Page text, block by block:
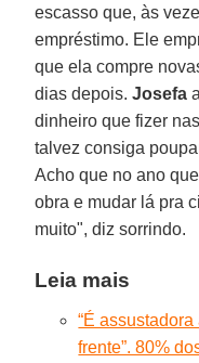
escasso que, às
empréstimo. Ele
que ela compre
dias depois.Josefa
dinheiro que fizer
talvez consiga
Acho que no ano
obra e mudar lá pra
muito", diz sorrindo.
Leia mais
“É
frente”. 80%